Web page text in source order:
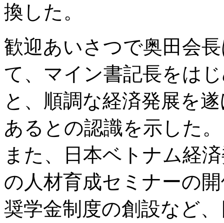
換した。
歓迎あいさつで奥田会
て、マイン書記長をは
と、順調な経済発展を
あるとの認識を示した。
また、日本ベトナム経
の人材育成セミナーの
奨学金制度の創設など